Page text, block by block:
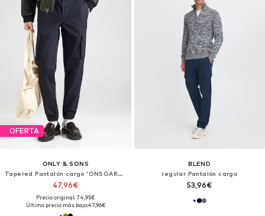
OFERTA
ONLY & SONS
Tapered Pantalón cargo 'ONSGARDA'
47,96€
Precio original: 74,95€
Último precio más bajo:47,96€
BLEND
regular Pantalón cargo
53,96€